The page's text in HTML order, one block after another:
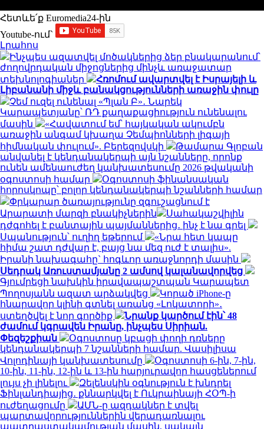
Հետևե՛ք Euromedia24-ին
Youtube-ում`
Լրահոս
Ինչպես ազատվել մոծակներից ձեր բնակարանում՝
ժողովրդական միջոցներից մինչև առաջատար
տեխնոլոգիաներ
Հռոմում ավարտվել է Իսրայելի և
Լիբանանի միջև բանակցությունների առաջին փուլը
Չեմ ուզել ունենալ «Պլան Բ»․ Նարեկ
Կարապետյանը՝ ՌԴ քաղաքացիություն ունենալու
մասին
«Հավատում եմ՝ հայկական ակումբն
առաջին անգամ կխաղա Չեմպիոնների լիգայի
հիմնական փուլում». Բերեզովսկի
Թամարա Գլոբան
անվանել է կենդանակերպի այն նշանները, որոնք
ունեն ամենաուժեղ կանխատեսումը 2026 թվականի
օգոստոսի համար
Օգոստոսի ֆինանսական
հորոսկոպը՝ բոլոր կենդանակերպի նշանների համար
Փրկարար ծառայությունը զգուշացնում է
Արարատի մարզի բնակիչներին
Սահակաշվիլին
դժգոհել է բանտային պայմաններից․ ինչ է նա գրել
Սպանություն՝ ուղիղ եթերում
«Նրա հետ կապը
հիմա շատ դժվար է, բայց նա մեզ ուժ է տալիս».
Իրանի նախագահը` հոգևոր առաջնորդի մասին
Սեդրակ Առուստամյանը 2 ամսով կալանավորվեց
Գյումրեցի նախկին իրավապաշտպան Կարապետ
Պողոսյանն ազատ արձակվեց
Կորած iPhone-ը
հնարավոր կլինի գտնել առանց «Լոկատորի»․
ստեղծվել է նոր գործիք
Նրանք կարծում էին՝ 48
ժամում կգրավեն Իրանը, ինչպես Սիրիան.
Փեզեշքիան
Օգոստոսը կբացի փողի դռները
կենդանակերպի 7 նշանների համար. Վասիլիսա
Վոլոդինայի կանխատեսումը
Օգոստոսի 6-ին, 7-ին,
10-ին, 11-ին, 12-ին և 13-ին հարյուրավոր հասցեներում
լույս չի լինելու
Զելենսկին օգնություն է խնդրել
Ֆինլանդիայից․ քննարկվել է Ուկրաինայի ՀՕՊ-ի
ուժեղացումը
ԱՄՆ-ը ազդակներ է տվել
պարտավորություններին վերադառնալու
պատրաստակամության մասին, սակայն